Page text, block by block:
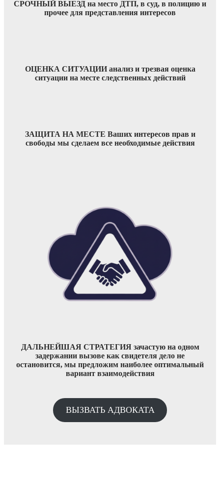
СРОЧНЫЙ ВЫЕЗД на место ДТП, в суд, в полицию и
прочее для представления интересов
ОЦЕНКА СИТУАЦИИ анализ и трезвая оценка
ситуации на месте следственных действий
ЗАЩИТА НА МЕСТЕ Ваших интересов прав и
свободы мы сделаем все необходимые действия
ДАЛЬНЕЙШАЯ СТРАТЕГИЯ зачастую на одном
задержании вызове как свидетеля дело не
остановится, мы предложим наиболее оптимальный
вариант взаимодействия
ВЫЗВАТЬ АДВОКАТА